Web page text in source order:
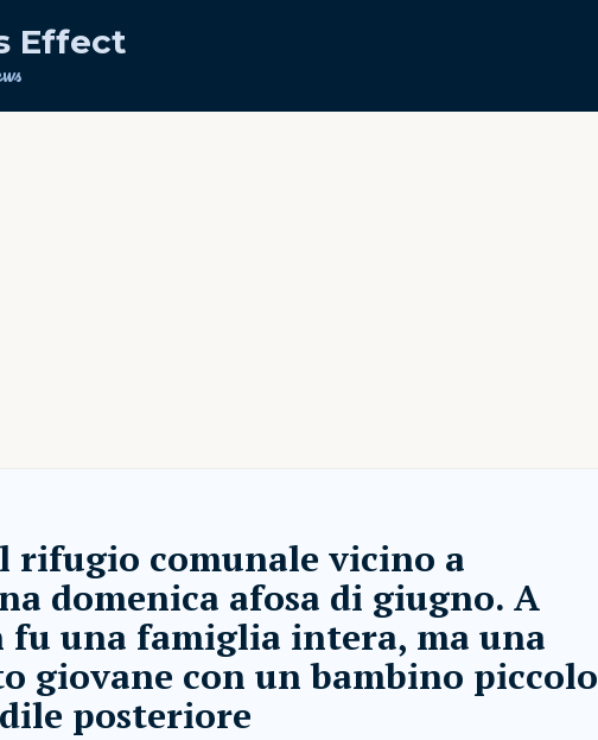
Effect
rifugio comunale vicino a
domenica afosa di giugno. A
una famiglia intera, ma una
giovane con un bambino piccolo
posteriore